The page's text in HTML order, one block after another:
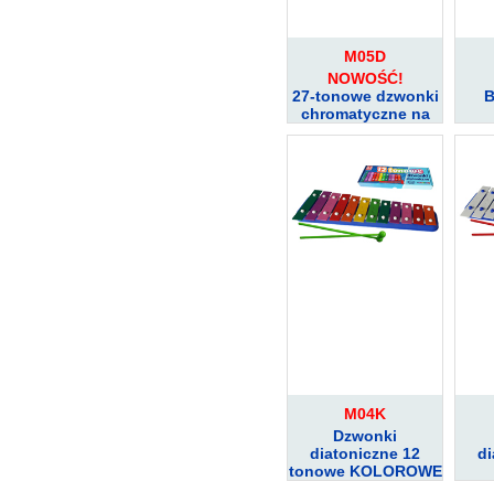
M05D
NOWOŚĆ!
27-tonowe dzwonki
chromatyczne na
kolorowej ramce z
sztucznego – lekkie,
trwałe i precyzyjnie
strojone
M04K
Dzwonki
diatoniczne 12
tonowe KOLOROWE